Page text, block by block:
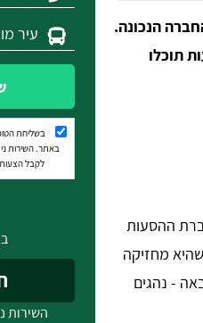
הנכונה.
תוכלו
ההסעות
מחזיקה
- נהגים
בשליחת
באתר. השירות
לקבל הצעות
השירות